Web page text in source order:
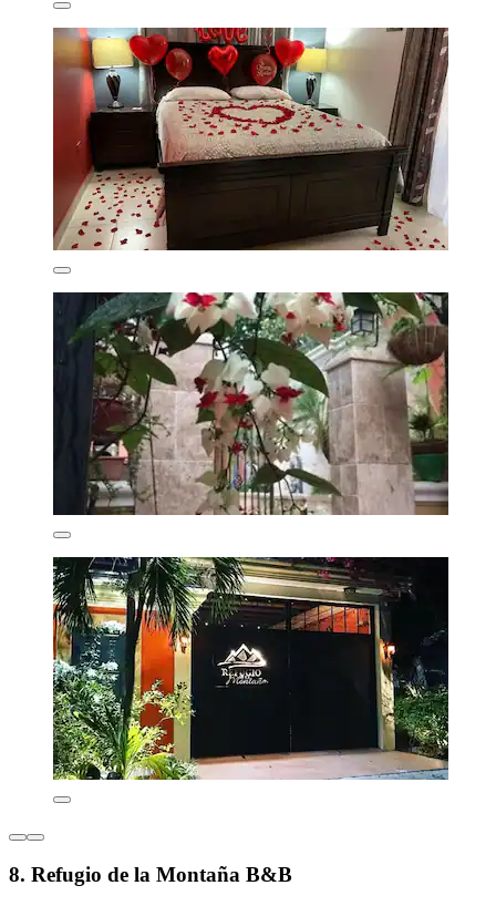
8. Refugio de la Montaña B&B